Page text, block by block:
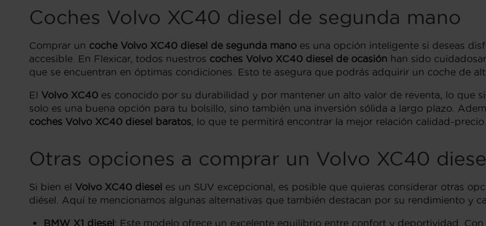
Coches Volvo XC40 diesel de segunda mano
Comprar un coche Volvo XC40 diesel de segunda mano es una opción inteligente si deseas
accesible. En Flexicar, todos nuestros coches Volvo XC40 diesel de ocasión han sido
que se encuentran en óptimas condiciones. Esto te asegura que podrás adquirir un coche de
El Volvo XC40 es conocido por su durabilidad y por mantener un alto valor de reventa, lo que
solo es una buena opción para tu bolsillo, sino también una inversión sólida a largo plazo.
coches Volvo XC40 diesel baratos, lo que te permitirá encontrar la mejor relación calidad-precio
Otras opciones a comprar un Volvo XC40
Si bien el Volvo XC40 diesel es un SUV excepcional, es posible que quieras considerar otras
diésel. Aquí te mencionamos algunas alternativas que también destacan por su rendimiento y
BMW X1 diesel: Este modelo ofrece un excelente equilibrio entre confort y deportividad.